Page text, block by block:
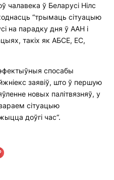
чалавека ў Беларусі Нілс
“трымаць сітуацыю
на парадку дня ў ААН і
такіх як АБСЕ, ЕС,
спосабы
заявіў, што ў першую
новых палітвязняў, у
сітуацыю
доўгі час“.